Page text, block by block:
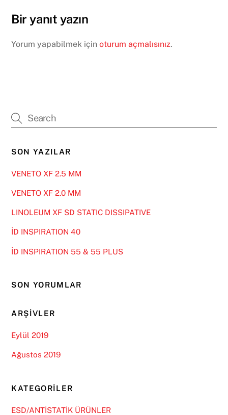
Bir yanıt yazın
Yorum yapabilmek içinoturum açmalısınız.
SON YAZILAR
VENETO XF 2.5 MM
VENETO XF 2.0 MM
LINOLEUM XF SD STATIC DISSIPATIVE
İD INSPIRATION 40
İD INSPIRATION 55 & 55 PLUS
SON YORUMLAR
ARŞIVLER
Eylül 2019
Ağustos 2019
KATEGORILER
ESD/ANTİSTATİK ÜRÜNLER